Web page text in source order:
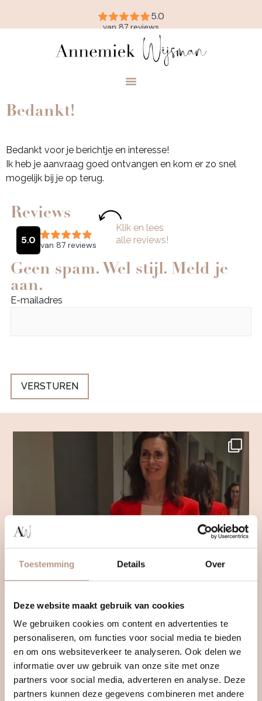
Toestemming Details Over
Deze website maakt gebruik van cookies
We gebruiken cookies om content en advertenties te
personaliseren, om functies voor social media te bieden
en om ons websiteverkeer te analyseren. Ook delen we
informatie over uw gebruik van onze site met onze
partners voor social media, adverteren en analyse. Deze
partners kunnen deze gegevens combineren met andere
Bedankt!
Bedankt voor je berichtje en interesse!
Ik heb je aanvraag goed ontvangen en kom er zo snel
mogelijk bij je op terug.
Reviews
Klik en lees
alle reviews!
Geen spam. Wel stijl. Meld je
aan.
E-mailadres